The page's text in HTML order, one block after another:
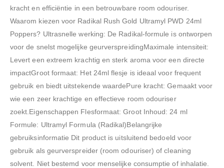
kracht en efficiëntie in een betrouwbare room odouriser.
Waarom kiezen voor Radikal Rush Gold Ultramyl PWD 24ml
Poppers? Ultrasnelle werking: De Radikal-formule is ontworpen
voor de snelst mogelijke geurverspreidingMaximale intensiteit:
Levert een extreem krachtig en sterk aroma voor een directe
impactGroot formaat: Het 24ml flesje is ideaal voor frequent
gebruik en biedt uitstekende waardePure kracht: Gemaakt voor
wie een zeer krachtige en effectieve room odouriser
zoekt.Eigenschappen Flesformaat: Groot Inhoud: 24 ml
Formule: Ultramyl Formula (Radikal)Belangrijke
gebruiksinformatie Dit product is uitsluitend bedoeld voor
gebruik als geurverspreider (room odouriser) of cleaning
solvent. Niet bestemd voor menselijke consumptie of inhalatie.